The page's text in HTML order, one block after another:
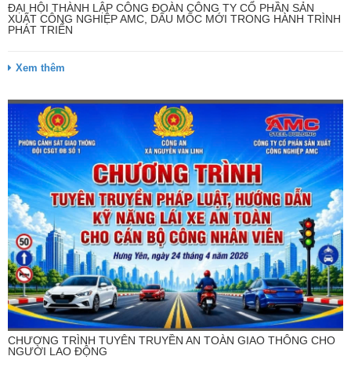
ĐẠI HỘI THÀNH LẬP CÔNG ĐOÀN CÔNG TY CỔ PHẦN SẢN
XUẤT CÔNG NGHIỆP AMC, DẤU MỐC MỚI TRONG HÀNH TRÌNH
PHÁT TRIỂN
Xem thêm
CHƯƠNG TRÌNH TUYÊN TRUYỀN AN TOÀN GIAO THÔNG CHO
NGƯỜI LAO ĐỘNG